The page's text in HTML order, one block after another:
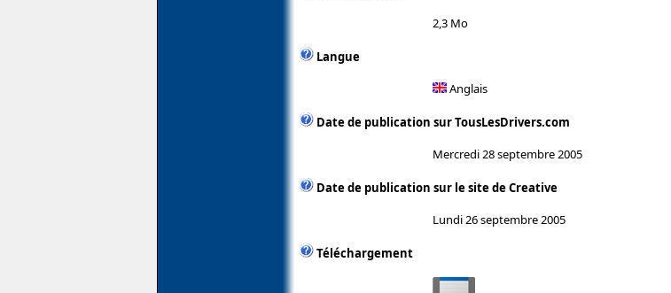
2,3 Mo
Langue
Anglais
Date de publication sur TousLesDrivers.com
Mercredi 28 septembre 2005
Date de publication sur le site de Creative
Lundi 26 septembre 2005
Téléchargement